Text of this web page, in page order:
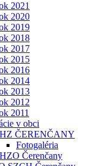
2021
2020
2019
2018
2017
2015
2016
2014
2013
2012
2011
v obci
ČERENČANY
Fotogaléria
Čerenčany